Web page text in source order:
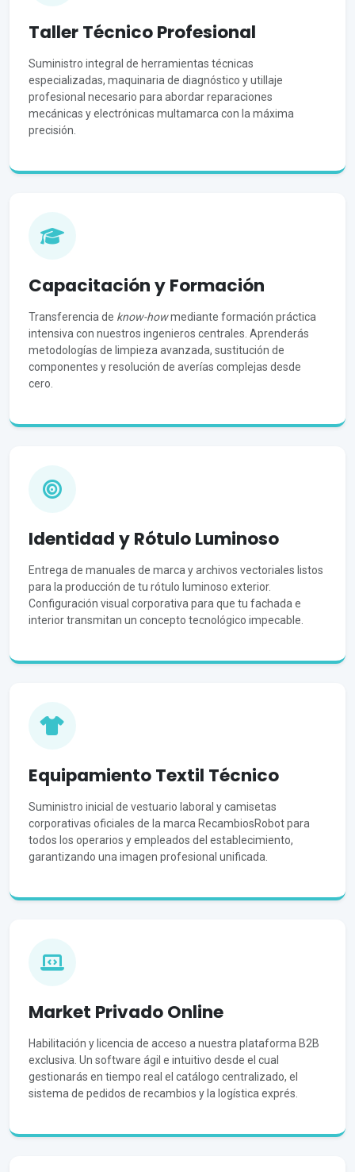
Taller Técnico Profesional
Suministro integral de herramientas técnicas
especializadas, maquinaria de diagnóstico y utillaje
profesional necesario para abordar reparaciones
mecánicas y electrónicas multamarca con la máxima
precisión.
Capacitación y Formación
Transferencia de know-howmediante formación práctica
intensiva con nuestros ingenieros centrales. Aprenderás
metodologías de limpieza avanzada, sustitución de
componentes y resolución de averías complejas desde
cero.
Identidad y Rótulo Luminoso
Entrega de manuales de marca y archivos vectoriales listos
para la producción de tu rótulo luminoso exterior.
Configuración visual corporativa para que tu fachada e
interior transmitan un concepto tecnológico impecable.
Equipamiento Textil Técnico
Suministro inicial de vestuario laboral y camisetas
corporativas oficiales de la marca RecambiosRobot para
todos los operarios y empleados del establecimiento,
garantizando una imagen profesional unificada.
Market Privado Online
Habilitación y licencia de acceso a nuestra plataforma B2B
exclusiva. Un software ágil e intuitivo desde el cual
gestionarás en tiempo real el catálogo centralizado, el
sistema de pedidos de recambios y la logística exprés.